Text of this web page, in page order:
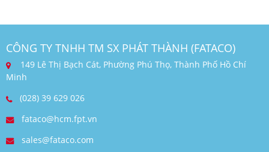
CÔNG TY TNHH TM SX PHÁT THÀNH (FATACO)
149 Lê Thị Bạch Cát, Phường Phú Thọ, Thành Phố Hồ Chí
Minh
(028) 39 629 026
fataco@hcm.fpt.vn
sales@fataco.com